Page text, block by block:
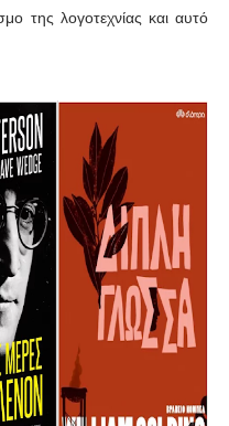
της λογοτεχνίας και αυτό